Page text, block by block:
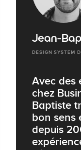
Jean-
DESIGN SYSTEM
Avec des
chez
Baptiste
bon sens
depuis